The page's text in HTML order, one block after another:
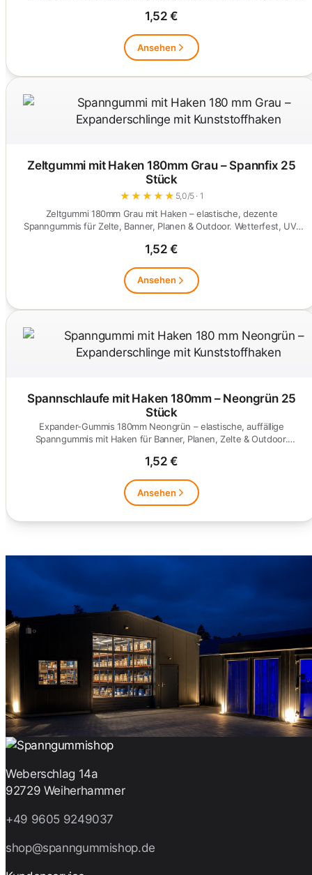
1,52 €
Ansehen
Zeltgummi mit Haken 180mm Grau – Spannfix 25
Stück
★ ★ ★ ★ ★ 5,0/5 · 1
Zeltgummi 180mm Grau mit Haken – elastische, dezente
Spanngummis für Zelte, Banner, Planen & Outdoor. Wetterfest, UV-
1,52 €
Ansehen
Spannschlaufe mit Haken 180mm – Neongrün 25
Stück
Expander-Gummis 180mm Neongrün – elastische, auffällige
Spanngummis mit Haken für Banner, Planen, Zelte & Outdoor.
1,52 €
Ansehen
Weberschlag 14a
92729 Weiherhammer
+49 9605 9249037
shop@spanngummishop.de